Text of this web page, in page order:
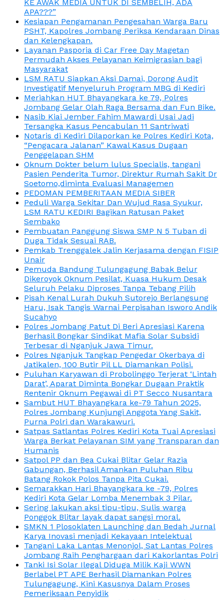
KE AWAK MEDIA UNTUK DI SEMBELIH, ADA
APA???”
Kesiapan Pengamanan Pengesahan Warga Baru
PSHT, Kapolres Jombang Periksa Kendaraan Dinas
dan Kelengkapan.
Layanan Pasporia di Car Free Day Magetan
Permudah Akses Pelayanan Keimigrasian bagi
Masyarakat
LSM RATU Siapkan Aksi Damai, Dorong Audit
Investigatif Menyeluruh Program MBG di Kediri
Meriahkan HUT Bhayangkara ke 79, Polres
Jombang Gelar Olah Raga Bersama dan Fun Bike.
Nasib Kiai Jember Fahim Mawardi Usai Jadi
Tersangka Kasus Pencabulan 11 Santriwati
Notaris di Kediri Dilaporkan ke Polres Kediri Kota,
“Pengacara Jalanan” Kawal Kasus Dugaan
Penggelapan SHM
Oknum Dokter belum lulus Specialis, tangani
Pasien Penderita Tumor, Direktur Rumah Sakit Dr
Soetomo,diminta Evaluasi Managemen
PEDOMAN PEMBERITAAN MEDIA SIBER
Peduli Warga Sekitar Dan Wujud Rasa Syukur,
LSM RATU KEDIRI Bagikan Ratusan Paket
Sembako
Pembuatan Panggung Siswa SMP N 5 Tuban di
Duga Tidak Sesuai RAB.
Pemkab Trenggalek Jalin Kerjasama dengan FISIP
Unair
Pemuda Bandung Tulungagung Babak Belur
Dikeroyok Oknum Pesilat, Kuasa Hukum Desak
Seluruh Pelaku Diproses Tanpa Tebang Pilih
Pisah Kenal Lurah Dukuh Sutorejo Berlangsung
Haru, Isak Tangis Warnai Perpisahan Isworo Andik
Sucahyo
Polres Jombang Patut Di Beri Apresiasi Karena
Berhasil Bongkar Sindikat Mafia Solar Subsidi
Terbesar di Nganjuk Jawa Timur.
Polres Nganjuk Tangkap Pengedar Okerbaya di
Jatikalen, 100 Butir Pil LL Diamankan Polisi.
Puluhan Karyawan di Probolinggo Terjerat ‘Lintah
Darat’, Aparat Diminta Bongkar Dugaan Praktik
Rentenir Oknum Pegawai di PT Secco Nusantara
Sambut HUT Bhayangkara ke-79 Tahun 2025,
Polres Jombang Kunjungi Anggota Yang Sakit,
Purna Polri dan Warakawuri.
Satpas Satlantas Polres Kediri Kota Tuai Apresiasi
Warga Berkat Pelayanan SIM yang Transparan dan
Humanis
Satpol PP dan Bea Cukai Blitar Gelar Razia
Gabungan, Berhasil Amankan Puluhan Ribu
Batang Rokok Polos Tanpa Pita Cukai.
Semarakkan Hari Bhayangkara ke -79, Polres
Kediri Kota Gelar Lomba Menembak 3 Pilar.
Sering lakukan aksi tipu-tipu, Sulis warga
Ponggok Blitar layak dapat sangsi moral.
SMKN 1 Plosoklaten Launching dan Bedah Jurnal
Karya Inovasi menjadi Kekayaan Intelektual
Tangani Laka Lantas Menonjol, Sat Lantas Polres
Jombang Raih Penghargaan dari Kakorlantas Polri
Tanki Isi Solar Ilegal Diduga Milik Kaji WWN
Berlabel PT APE Berhasil Diamankan Polres
Tulungagung, Kini Kasusnya Dalam Proses
Pemeriksaan Penyidik